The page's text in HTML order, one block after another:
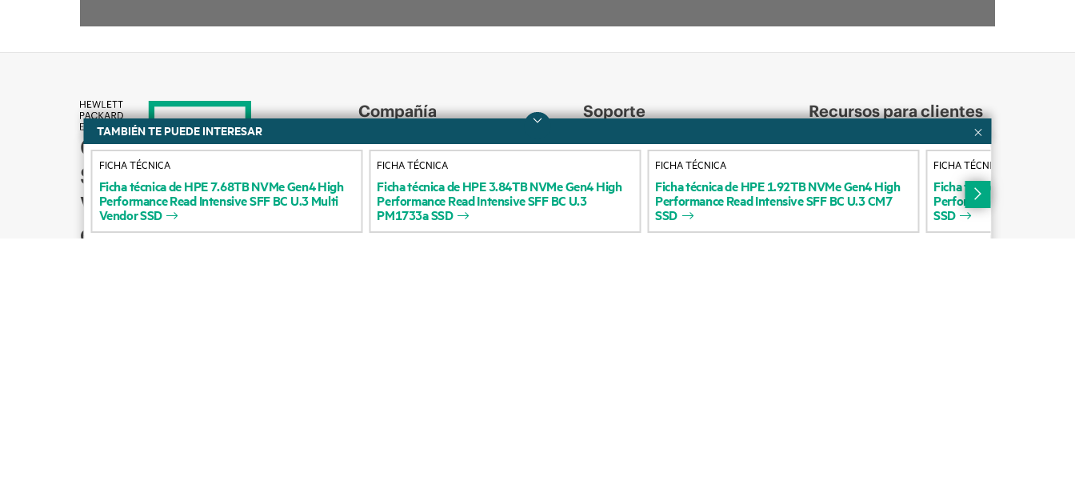
Cómo comprar
Soporte para productos
Ventas por correo
electrónico
Compañía
Acerca de HPE
Vacantes
Soporte
Servicios de soporte operativo
productos
Recursos para clientes
Contacta con nosotros
Suscripción por correo
TAMBIÉN TE PUEDE INTERESAR
FichatécnicadeHPE7.68TBNVMeGen4High
PerformanceReadIntensiveSFFBCU.3Multi
VendorSSD
FICHA TÉCNICA
FichatécnicadeHPE3.84TBNVMeGen4High
PerformanceReadIntensiveSFFBCU.3
PM1733aSSD
FICHA TÉCNICA
FichatécnicadeHPE1.92TBNVMeGen4High
PerformanceReadIntensiveSFFBCU.3CM7
SSD
FICHA TÉCNICA
Fichatécnica
Performance
SSD
FICHA TÉCNICA